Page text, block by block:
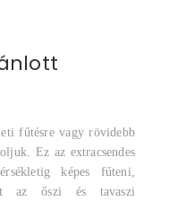
fűtésre vagy rövidebb
Ez az extracsendes
képes fűteni,
az őszi és tavaszi